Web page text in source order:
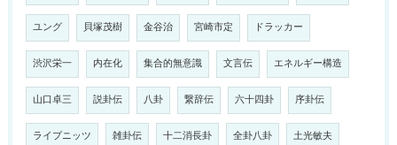
ユング 貝塚茂樹 金谷治 宮崎市定 ドラッカー
渋沢栄一 内在化 集合的無意識 文言伝 エネルギー構造
山口卓三 説卦伝 八卦 繋辞伝 六十四卦 序卦伝
ライプニッツ 雑卦伝 十二消長卦 全卦八卦 土光敏夫